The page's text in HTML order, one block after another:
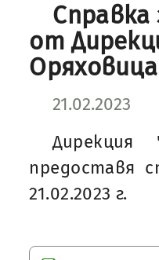
от
Оряховица
21.02.2023
предоставя
21.02.2023 г.